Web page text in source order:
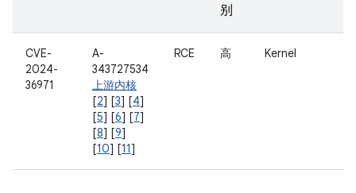
别
CVE-
2024-
36971
A-
343727534
上游内核
[2] [3] [4]
[5] [6] [7]
[8] [9]
[10] [11]
RCE 高 Kernel